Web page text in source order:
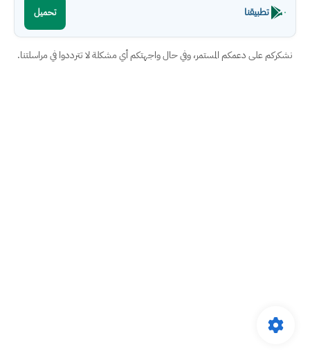
تطبيقنا تحميل
نشكركم على دعمكم المستمر، وفي حال واجهتكم أي مشكلة لا تترددوا في مراسلتنا.